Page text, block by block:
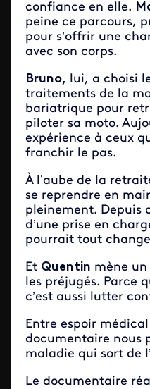
confiance en elle.
peine ce parcours,
pour s’offrir une
avec son corps.
Bruno, lui, a choisi
traitements de la
bariatrique pour
piloter sa moto.
expérience à ceux
franchir le pas.
À l’aube de la
se reprendre en
pleinement. Depuis
d’une prise en
pourrait tout
Et Quentin mène
les préjugés. Parce
c’est aussi lutter
Entre espoir
documentaire nous
maladie qui sort de
Le documentaire